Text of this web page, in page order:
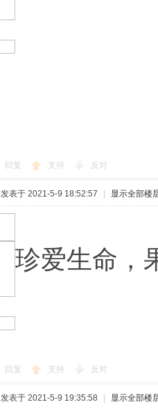
回复 支持 反对
发表于 2021-5-9 18:52:57 显示全部楼
珍爱生命，
回复 支持 反对
发表于 2021-5-9 19:35:58 显示全部楼